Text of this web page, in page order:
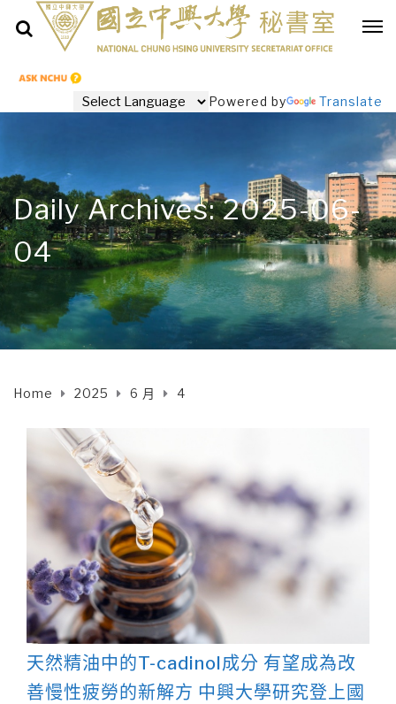
Powered by Translate
Daily Archives: 2025-06-
04
Home 2025 6 月 4
天然精油中的T-cadinol成分 有望成為改
善慢性疲勞的新解方 中興大學研究登上國